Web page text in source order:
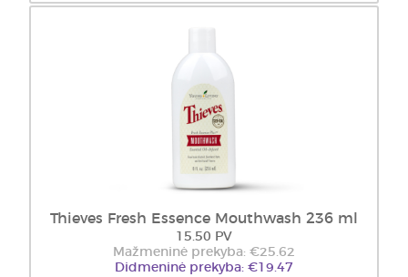
Thieves Fresh Essence Mouthwash 236 ml
15.50 PV
Mažmeninė prekyba: €25.62
Didmeninė prekyba: €19.47